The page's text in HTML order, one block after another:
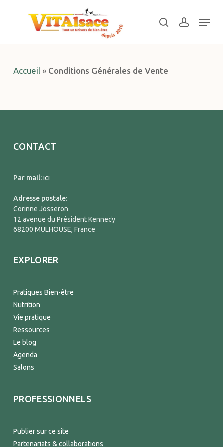
searchaccount
Menu
Accueil» Conditions Générales de Vente
CONTACT
Par mail:ici
Adresse postale:
Corinne Josseron
12 avenue du Président Kennedy
68200 MULHOUSE, France
EXPLORER
Pratiques Bien-être
Nutrition
Vie pratique
Ressources
Le blog
Agenda
Salons
PROFESSIONNELS
Publier sur ce site
Partenariats & collaborations